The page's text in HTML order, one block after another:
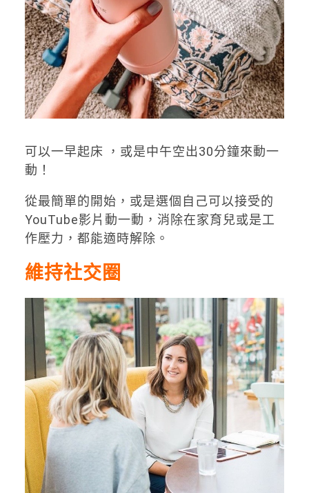
可以一早起床 ，或是中午空出30分鐘來動一
動！
從最簡單的開始，或是選個自己可以接受的
YouTube影片動一動，消除在家育兒或是工
作壓力，都能適時解除。
維持社交圈